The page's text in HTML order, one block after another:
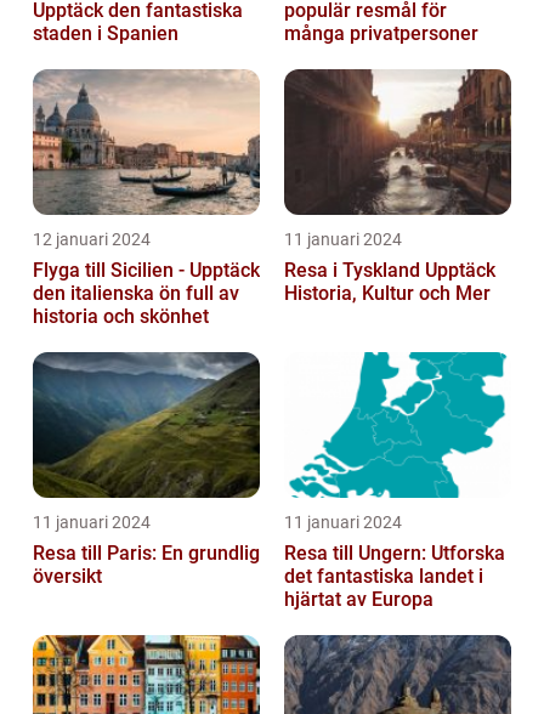
Upptäck den fantastiska
staden i Spanien
populär resmål för
många privatpersoner
12 januari 2024
Flyga till Sicilien - Upptäck
den italienska ön full av
historia och skönhet
11 januari 2024
Resa i Tyskland Upptäck
Historia, Kultur och Mer
11 januari 2024
Resa till Paris: En grundlig
översikt
11 januari 2024
Resa till Ungern: Utforska
det fantastiska landet i
hjärtat av Europa